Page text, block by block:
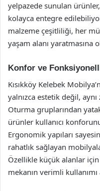
yelpazede sunulan
kolayca entegre
malzeme çeşitliliği, her
yaşam alanı yaratmasına
Konfor ve
Kısıkköy Kelebek
yalnızca estetik değil,
Oturma gruplarından
ürünler kullanıcı
Ergonomik yapıları
rahatlık sağlayan
Özellikle küçük alanlar
mekanın verimli